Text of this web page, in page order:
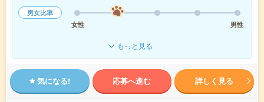
男女比率
女性
男性
もっと見る
気になる! 応募へ進む 詳しく見る